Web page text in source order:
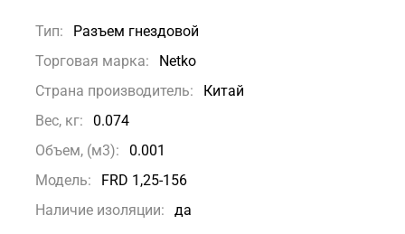
Тип:
Разъем гнездовой
Торговая марка:
Netko
Страна производитель:
Китай
Вес, кг:
0.074
Объем, (м3):
0.001
Модель:
FRD 1,25-156
Наличие изоляции:
да